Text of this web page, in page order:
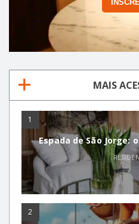
MAIS
1
Espada de São Jorge:
2